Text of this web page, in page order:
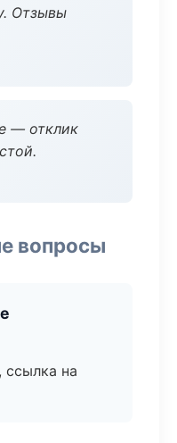
Отзывы
— отклик
вопросы
ссылка на